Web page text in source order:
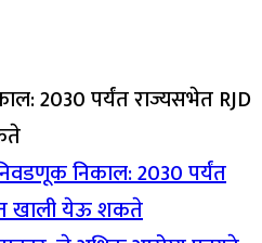
निकाल: 2030 पर्यंत
खाली येऊ शकते